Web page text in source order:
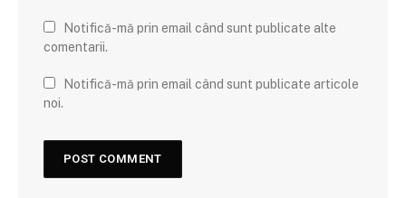
Notifică-mă prin email când sunt publicate alte
comentarii.
Notifică-mă prin email când sunt publicate articole
noi.